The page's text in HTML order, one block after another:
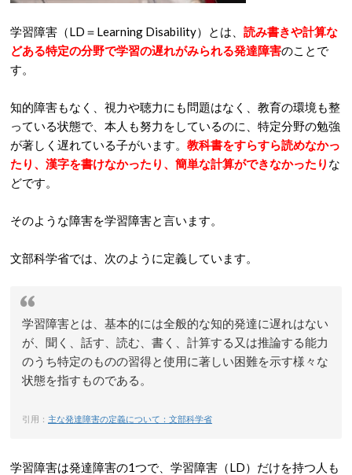
学習障害（LD＝Learning Disability）とは、 読み書きや計算な
どある特定の分野で学習の遅れがみられる発達障害のことで
す。
知的障害もなく、視力や聴力にも問題はなく、教育の環境も整
っている状態で、本人も努力をしているのに、特定分野の勉強
が著しく遅れている子がいます。 教科書をすらすら読めなかっ
たり、漢字を書けなかったり、簡単な計算ができなかったり な
どです。
そのような障害を学習障害と言います。
文部科学省では、次のように定義しています。
学習障害とは、基本的には全般的な知的発達に遅れはない
が、聞く、話す、読む、書く、計算する又は推論する能力
のうち特定のものの習得と使用に著しい困難を示す様々な
状態を指すものである。
引用： 主な発達障害の定義について：文部科学省
学習障害は発達障害の1つで、学習障害（LD）だけを持つ人も